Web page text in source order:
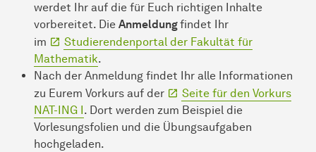
werdet Ihr auf die für Euch richtigen Inhalte
vorbereitet. Die Anmeldungfindet Ihr
im
Studierendenportal der Fakultät für
Mathematik.
Nach der Anmeldung findet Ihr alle Informationen
zu Eurem Vorkurs auf der
Seite für den Vorkurs
NAT-ING I. Dort werden zum Beispiel die
Vorlesungsfolien und die Übungsaufgaben
hochgeladen.